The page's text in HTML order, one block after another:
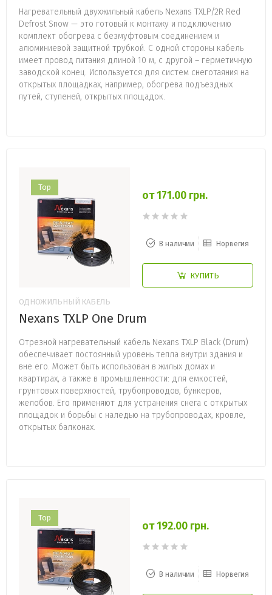
Нагревательный двухжильный кабель Nexans TXLP/2R Red
Defrost Snow — это готовый к монтажу и подключению
комплект обогрева с безмуфтовым соединением и
алюминиевой защитной трубкой. С одной стороны кабель
имеет провод питания длиной 10 м, с другой – герметичную
заводской конец. Используется для систем снеготаяния на
открытых площадках, например, обогрева подъездных
путей, ступеней, открытых площадок.
Top
от 171.00 грн.
В наличии Норвегия
КУПИТЬ
ОДНОЖИЛЬНЫЙ КАБЕЛЬ
Nexans TXLP One Drum
Отрезной нагревательный кабель Nexans TXLP Black (Drum)
обеспечивает постоянный уровень тепла внутри здания и
вне его. Может быть использован в жилых домах и
квартирах, а также в промышленности: для емкостей,
грунтовых поверхностей, трубопроводов, бункеров,
желобов. Его применяют для устранения снега с открытых
площадок и борьбы с наледью на трубопроводах, кровле,
открытых балконах.
Top
от 192.00 грн.
В наличии Норвегия